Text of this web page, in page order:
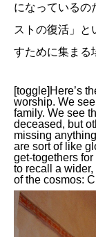
になっているの
ストの復活」と
すために集まる
[toggle]Here’s
worship. We
family. We see
deceased, but
missing
are sort of like
get-togethers
to recall a
of the cosmos: